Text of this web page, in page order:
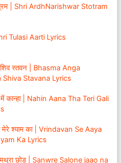
| Shri ArdhNarishwar Stotram
Tulasi Aarti Lyrics
स्तवन | Bhasma Anga
Stavana Lyrics
में कान्हा | Nahin Aana Tha Teri Gali
मेरे श्याम का | Vrindavan Se Aaya
Ka Lyrics
छोड़ | Sanwre Salone jaao na